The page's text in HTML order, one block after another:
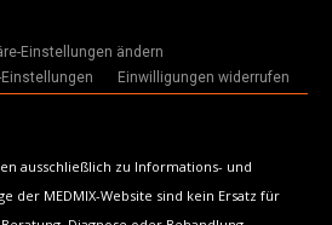
Einstellungen ändern
Einwilligungen widerrufen
ausschließlich zu Informations- und
der MEDMIX-Website sind kein Ersatz für